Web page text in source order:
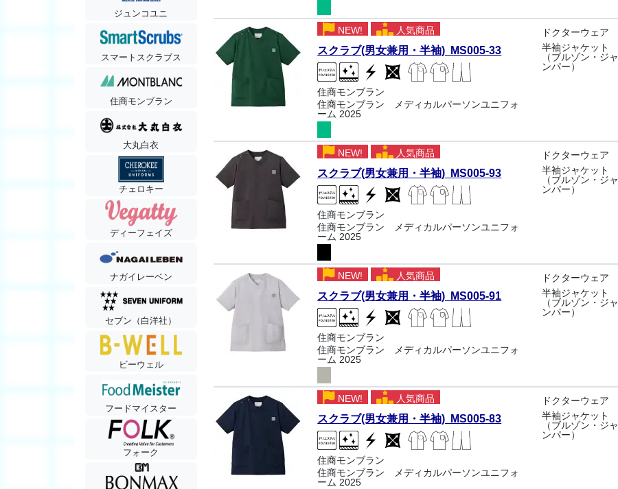
ジュンコユニ
スマートスクラブス
住商モンブラン
大丸白衣
チェロキー
ディーフェイズ
ナガイレーベン
セブン（白洋社）
ビーウェル
フードマイスター
フォーク
NEW! 人気商品
スクラブ(男女兼用・半袖) MS005-33
住商モンブラン
住商モンブラン メディカルパーソンユニフォ
ーム 2025
ドクターウェア
半袖ジャケット
（ブルゾン・ジャ
ンパー）
NEW! 人気商品
スクラブ(男女兼用・半袖) MS005-93
住商モンブラン
住商モンブラン メディカルパーソンユニフォ
ーム 2025
ドクターウェア
半袖ジャケット
（ブルゾン・ジャ
ンパー）
NEW! 人気商品
スクラブ(男女兼用・半袖) MS005-91
住商モンブラン
住商モンブラン メディカルパーソンユニフォ
ーム 2025
ドクターウェア
半袖ジャケット
（ブルゾン・ジャ
ンパー）
NEW! 人気商品
スクラブ(男女兼用・半袖) MS005-83
住商モンブラン
住商モンブラン メディカルパーソンユニフォ
ーム 2025
ドクターウェア
半袖ジャケット
（ブルゾン・ジャ
ンパー）